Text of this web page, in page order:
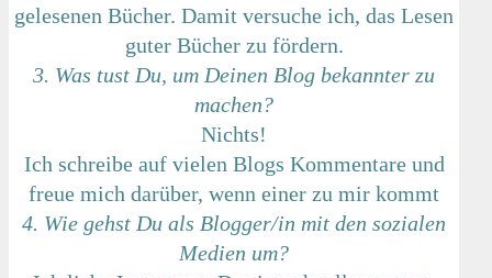
gelesenen Bücher. Damit versuche ich, das Lesen
guter Bücher zu fördern.
3. Was tust Du, um Deinen Blog bekannter zu
machen?
Nichts!
Ich schreibe auf vielen Blogs Kommentare und
freue mich darüber, wenn einer zu mir kommt
4. Wie gehst Du als Blogger/in mit den sozialen
Medien um?